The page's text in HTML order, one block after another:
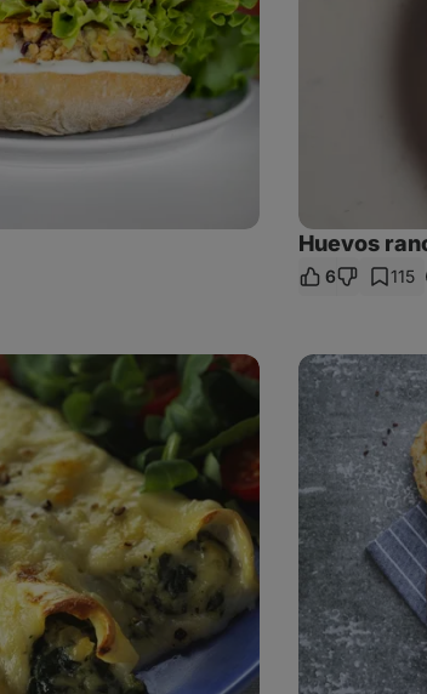
Huevos
6 115
Cottage
bulky